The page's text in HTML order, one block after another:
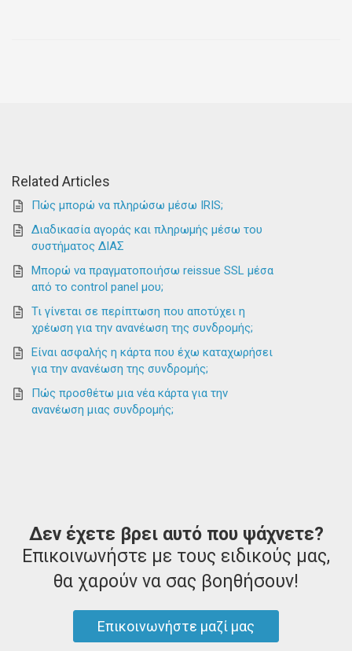
Related Articles
Πώς μπορώ να πληρώσω μέσω IRIS;
Διαδικασία αγοράς και πληρωμής μέσω του
συστήματος ΔΙΑΣ
Μπορώ να πραγματοποιήσω reissue SSL μέσα
από το control panel μου;
Τι γίνεται σε περίπτωση που αποτύχει η
χρέωση για την ανανέωση της συνδρομής;
Είναι ασφαλής η κάρτα που έχω καταχωρήσει
για την ανανέωση της συνδρομής;
Πώς προσθέτω μια νέα κάρτα για την
ανανέωση μιας συνδρομής;
Δεν έχετε βρει αυτό που ψάχνετε?
Επικοινωνήστε με τους ειδικούς μας,
θα χαρούν να σας βοηθήσουν!
Επικοινωνήστε μαζί μας